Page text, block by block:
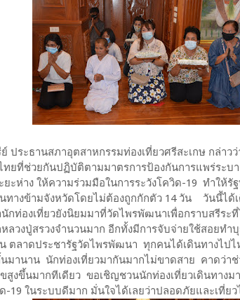
ประธานสภาอุตสาหกรรมท่องเที่ยวศรีสะเกษ กล่าว
ยที่ช่วยกันปฏิบัติตามมาตรการป้องกันการแพร่ระบ
ยะห่าง ให้ความร่วมมือในการระวังโควิด-19 ทำให้
ทางข้ามจังหวัดโดยไม่ต้องถูกกักตัว 14 วัน วันนี้ได้
กท่องเที่ยวยังนิยมมาที่วัดไพรพัฒนาเพื่อกราบสรีระที่
ลวงปู่สรวงจำนวนมาก อีกทั้งมีการจับจ่ายใช้สอยท
ตลาดประชารัฐวัดไพรพัฒนา ทุกคนได้เดินทางไป
มานาน นักท่องเที่ยวมากันมากไม่ขาดสาย คาดว่าช่
ขสูงขึ้นมากทีเดียว ขอเชิญชวนนักท่องเที่ยวเดินทาง
-19 ในระบบดีมาก มั่นใจได้เลยว่าปลอดภัยและเที่ยว